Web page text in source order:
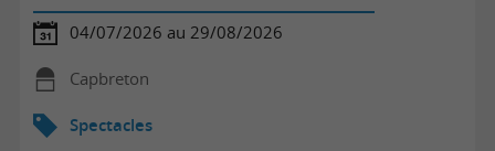
04/07/2026 au 29/08/2026
Capbreton
Spectacles